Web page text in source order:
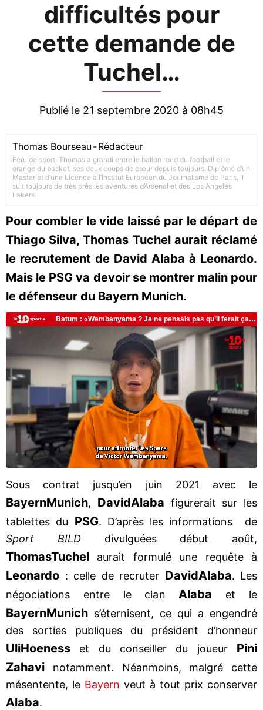
difficultés pour
cette demande de
Tuchel…
Publié le 21 septembre 2020 à 08h45
Thomas Bourseau -Rédacteur
Féru de sport, Thomas a grandi entre le ballon rond du football et le
orange du basket, ses deux coups de cœur depuis toujours. Diplômé d’un
Master et d’une Licence à l’Institut Européen du Journalisme de Paris, il
suit toujours de très près les aventures d’Arsenal et des Los Angeles
Lakers.
Pour combler le vide laissé par le départ de
Thiago Silva, Thomas Tuchel aurait réclamé
le recrutement de David Alaba à Leonardo.
Mais le PSG va devoir se montrer malin pour
le défenseur du Bayern Munich.
Sous contrat jusqu’en juin 2021 avec le
BayernMunich, DavidAlaba figurerait sur les
tablettes du PSG. D’après les informations de
Sport BILDdivulguées début août,
ThomasTuchel aurait formulé une requête à
Leonardo : celle de recruter DavidAlaba. Les
négociations entre le clan Alaba et le
BayernMunich s’éternisent, ce qui a engendré
des sorties publiques du président d’honneur
UliHoeness et du conseiller du joueur Pini
Zahavi notamment. Néanmoins, malgré cette
mésentente, le Bayern veut à tout prix conserver
Alaba.